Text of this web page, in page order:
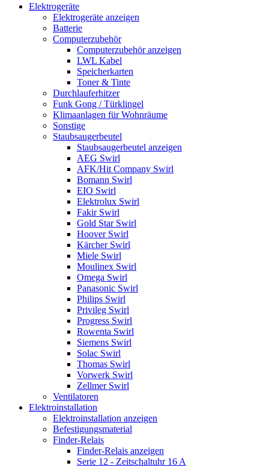
Elektrogeräte
Elektrogeräte anzeigen
Batterie
Computerzubehör
Computerzubehör anzeigen
LWL Kabel
Speicherkarten
Toner & Tinte
Durchlauferhitzer
Funk Gong / Türklingel
Klimaanlagen für Wohnräume
Sonstige
Staubsaugerbeutel
Staubsaugerbeutel anzeigen
AEG Swirl
AFK/Hit Company Swirl
Bomann Swirl
EIO Swirl
Elektrolux Swirl
Fakir Swirl
Gold Star Swirl
Hoover Swirl
Kärcher Swirl
Miele Swirl
Moulinex Swirl
Omega Swirl
Panasonic Swirl
Philips Swirl
Privileg Swirl
Progress Swirl
Rowenta Swirl
Siemens Swirl
Solac Swirl
Thomas Swirl
Vorwerk Swirl
Zellmer Swirl
Ventilatoren
Elektroinstallation
Elektroinstallation anzeigen
Befestigungsmaterial
Finder-Relais
Finder-Relais anzeigen
Serie 12 - Zeitschaltuhr 16 A